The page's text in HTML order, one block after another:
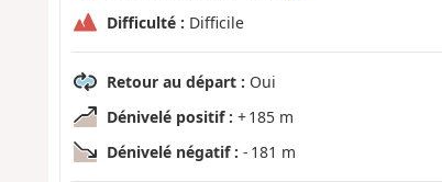
Difficulté : Difficile
Retour au départ : Oui
Dénivelé positif : + 185 m
Dénivelé négatif : - 181 m